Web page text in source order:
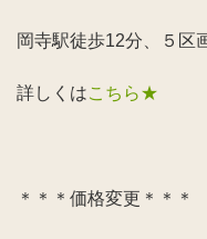
岡寺駅徒歩12分、５区
詳しくはこちら★
＊＊＊価格変更＊＊＊